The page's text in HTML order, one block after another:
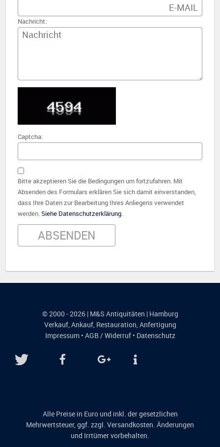
Nachricht:
Captcha:
Bitte akzeptieren Sie die Bedingungen um fortzufahren. Mit
Absenden des Formulars erklären Sie sich damit einverstanden,
dass Ihre Daten zur Bearbeitung Ihres Anliegens verwendet
werden.Siehe Datenschutzerklärung.
© 2000 - 2026 | M&S Antiquitäten | Hamburg
Verkauf,Ankauf, Restauration,Anfertigung
Impressum• AGB / Widerruf• Datenschutz
Alle Preise in Euro und inkl. der gesetzlichen
Mehrwertsteuer, ggf. zzgl. Versandkosten. Änderungen
und Irrtümer vorbehalten.